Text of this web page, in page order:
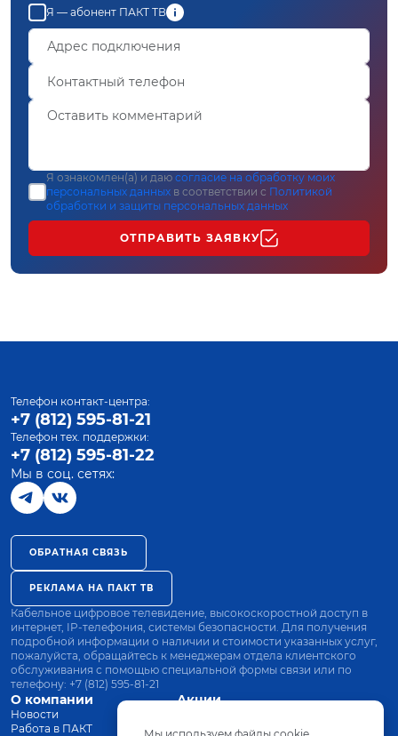
Я — абонент ПАКТ ТВ
Я ознакомлен(а) и даю согласие на обработку моих
персональных данных в соответствии с Политикой
обработки и защиты персональных данных
ОТПРАВИТЬ ЗАЯВКУ
О компании
Новости
Работа в ПАКТ
Акции
Оплата
Телефон контакт-центра:
+7 (812) 595-81-21
Телефон тех. поддержки:
+7 (812) 595-81-22
Мы в соц. сетях:
ОБРАТНАЯ СВЯЗЬ
РЕКЛАМА НА ПАКТ ТВ
Кабельное цифровое телевидение, высокоскоростной доступ в
интернет, IP-телефония, системы безопасности. Для получения
подробной информации о наличии и стоимости указанных услуг,
пожалуйста, обращайтесь к менеджерам отдела клиентского
обслуживания с помощью специальной формы связи или по
телефону: +7 (812) 595-81-21